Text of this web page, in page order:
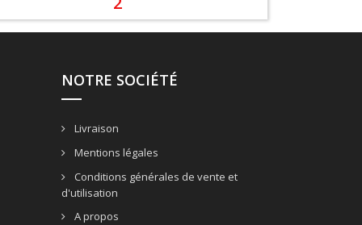
NOTRE SOCIÉTÉ
Livraison
Mentions légales
Conditions générales de vente et
d'utilisation
A propos